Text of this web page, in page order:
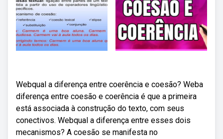
Webqual a diferença entre coerência e coesão? Weba
diferença entre coesão e coerência é que a primeira
está associada à construção do texto, com seus
conectivos. Webqual a diferença entre esses dois
mecanismos? A coesão se manifesta no